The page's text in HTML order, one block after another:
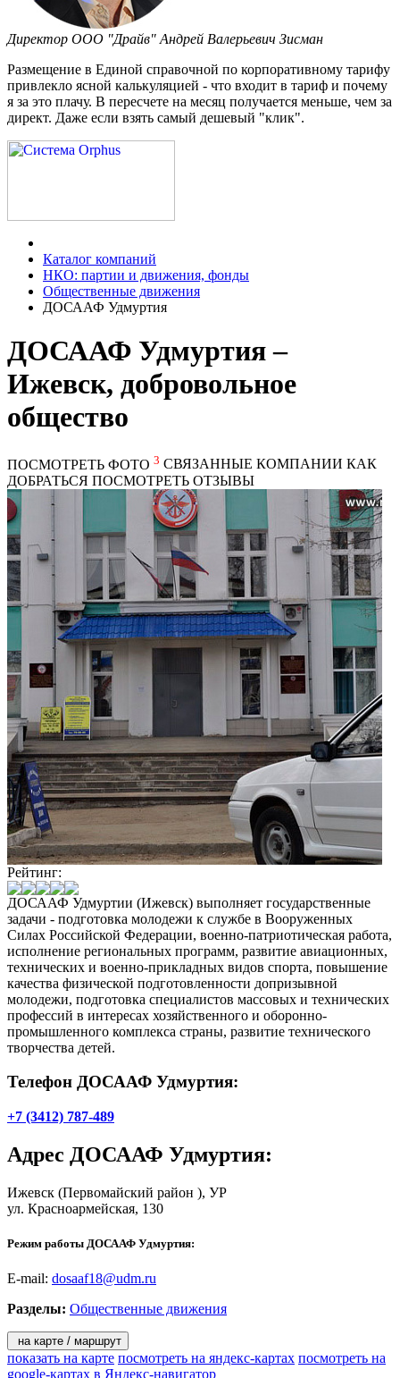
Директор ООО "Драйв" Андрей Валерьевич Зисман
Размещение в Единой справочной по корпоративному тарифу
привлекло ясной калькуляцией - что входит в тариф и почему
я за это плачу. В пересчете на месяц получается меньше, чем за
директ. Даже если взять самый дешевый "клик".
Каталог компаний
НКО: партии и движения, фонды
Общественные движения
ДОСААФ Удмуртия
ДОСААФ Удмуртия –
Ижевск, добровольное
общество
ПОСМОТРЕТЬ ФОТО 3 СВЯЗАННЫЕ КОМПАНИИ КАК
ДОБРАТЬСЯ ПОСМОТРЕТЬ ОТЗЫВЫ
Рейтинг:
ДОСААФ Удмуртии (Ижевск) выполняет государственные
задачи - подготовка молодежи к службе в Вооруженных
Силах Российской Федерации, военно-патриотическая работа,
исполнение региональных программ, развитие авиационных,
технических и военно-прикладных видов спорта, повышение
качества физической подготовленности допризывной
молодежи, подготовка специалистов массовых и технических
профессий в интересах хозяйственного и оборонно-
промышленного комплекса страны, развитие технического
творчества детей.
Телефон ДОСААФ Удмуртия:
+7 (3412) 787-489
Адрес ДОСААФ Удмуртия:
Ижевск (Первомайский район ), УР
ул. Красноармейская, 130
Режим работы ДОСААФ Удмуртия:
E-mail: dosaaf18@udm.ru
Разделы: Общественные движения
на карте / маршрут
показать на карте посмотреть на яндекс-картах посмотреть на
google-картах в Яндекс-навигатор